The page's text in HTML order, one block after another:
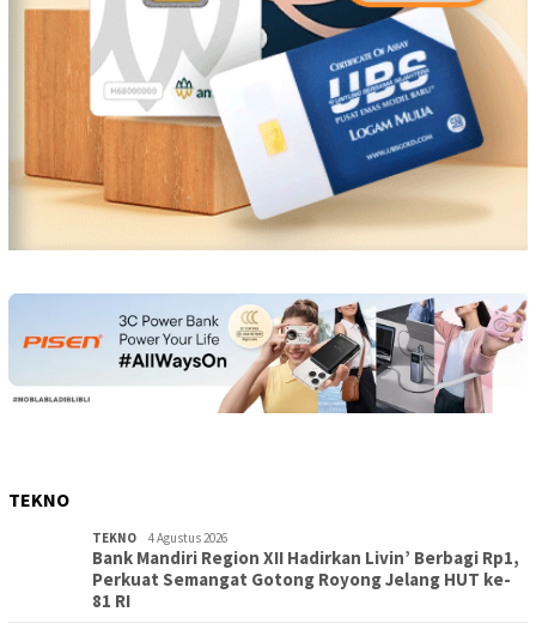
TEKNO
TEKNO 4 Agustus 2026
Bank Mandiri Region XII Hadirkan Livin’ Berbagi Rp1,
Perkuat Semangat Gotong Royong Jelang HUT ke-
81 RI